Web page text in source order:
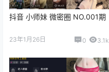
抖音 小师妹 微密圈 NO.001期
23年1月26日 0 3.1k